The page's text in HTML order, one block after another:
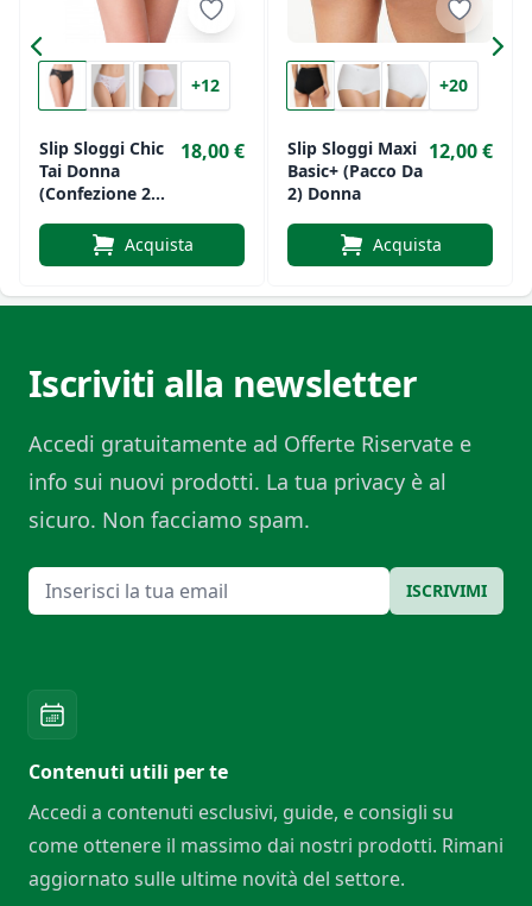
+12
Slip Sloggi Chic
Tai Donna
(confezione 2
18,00 €
Acquista
+20
Slip Sloggi Maxi
Basic+ (Pacco Da
2) Donna
12,00 €
Acquista
Iscriviti alla newsletter
Accedi gratuitamente ad Offerte Riservate e
info sui nuovi prodotti. La tua privacy è al
sicuro. Non facciamo spam.
Email ISCRIVIMI
Contenuti utili per te
Accedi a contenuti esclusivi, guide, e consigli su
come ottenere il massimo dai nostri prodotti. Rimani
aggiornato sulle ultime novità del settore.